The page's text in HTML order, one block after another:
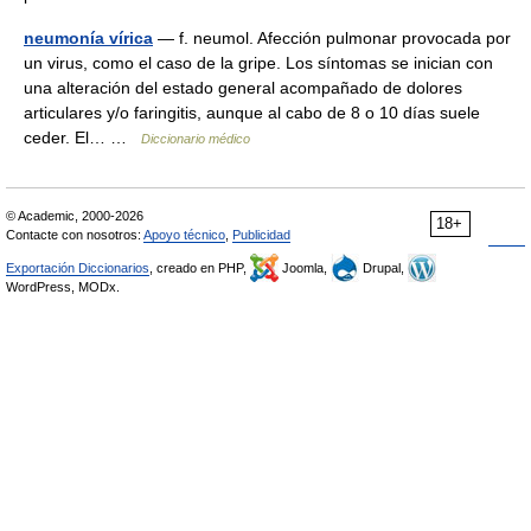
neumonía vírica — f. neumol. Afección pulmonar provocada por
un virus, como el caso de la gripe. Los síntomas se inician con
una alteración del estado general acompañado de dolores
articulares y/o faringitis, aunque al cabo de 8 o 10 días suele
ceder. El… …
Diccionario médico
18+
© Academic, 2000-2026
Contacte con nosotros: Apoyo técnico Publicidad
Exportación Diccionarios , creado en PHP, Joomla,
Drupal,
WordPress, MODx.